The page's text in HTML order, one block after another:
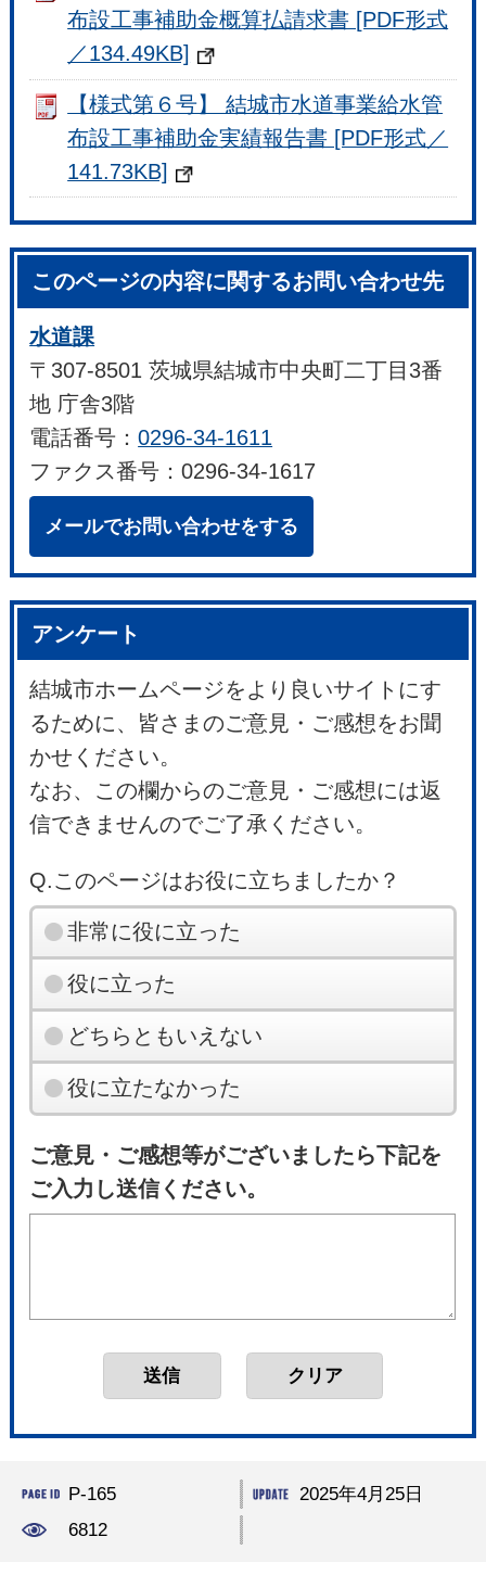
布設工事補助金概算払請求書 [PDF形式
／134.49KB]
【様式第６号】 結城市水道事業給水管
布設工事補助金実績報告書 [PDF形式／
141.73KB]
このページの内容に関するお問い合わせ先
水道課
〒307-8501 茨城県結城市中央町二丁目3番
地 庁舎3階
電話番号：0296-34-1611
ファクス番号：0296-34-1617
メールでお問い合わせをする
アンケート
結城市ホームページをより良いサイトにす
るために、皆さまのご意見・ご感想をお聞
かせください。
なお、この欄からのご意見・ご感想には返
信できませんのでご了承ください。
Q.このページはお役に立ちましたか？
非常に役に立った
役に立った
どちらともいえない
役に立たなかった
ご意見・ご感想等がございましたら下記を
ご入力し送信ください。
P-165
2025年4月25日
6812